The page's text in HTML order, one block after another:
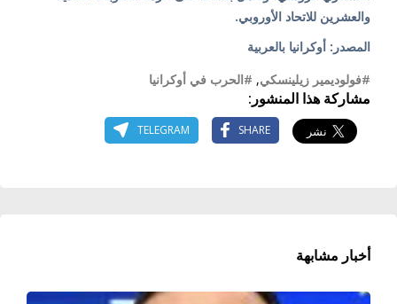
والعشرين للاتحاد الأوروبي.
المصدر: أوكرانيا بالعربية
#فولوديمير زيلينسكي, #الحرب في أوكرانيا
مشاركة هذا المنشور:
SHARE
TELEGRAM
أخبار مشابهة